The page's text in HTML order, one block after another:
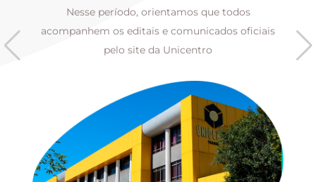
Nesse período, orientamos que todos
acompanhem os editais e comunicados oficiais
pelo site da Unicentro